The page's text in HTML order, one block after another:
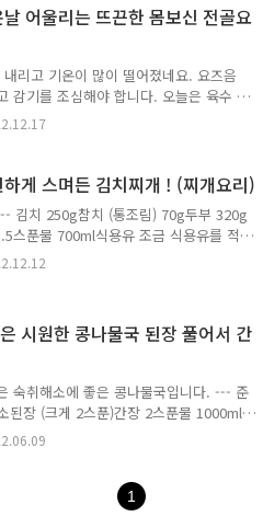
물에 잠길 정도로 물을 붓고 강한불에서
뼈를 가볍게 씻어 헹구어주세요. 씻어준
동일한 냄비를 사용할 경우 깨끗이 씻
..
어울리는 뜨끈한 몸보신 전골요
리고 기온이 많이 떨어졌네요. 요즈음
감기를 조심해야 합니다. 오늘은 육수 없
배추 삼겹살 밀푀유나베 *** --- 준비재
샤브샤브용 250g부추 10g ~ 20g진간
또는 폰즈 배추는 깨끗이 씻어서 5~6cm
기는 대패삼겹살이나 샤브샤브용으로
이 포개어 올린 후 4~5cm정도의 너비
곡히 채워주세요. ..
게 스며든 김치찌개 ! (찌개요리)
김치 250g참치 (통조림) 70g두부 320g
스푼물 700ml식용유 조금 식용유를 적당
치를 볶아주세요. 기름이 줄어 들면 통
세요. 김치가 흐물거리면 미소된장 2스푼,
후 물 500ml를 추가해서 다시 한번 끓여
고추 한개를 추가 해주세요.중간 중간
시원한 콩나물국 된장 풀어서 간
숙취해소에 좋은 콩나물국입니다. --- 준
장 (크게 2스푼)간장 2스푼물 1000ml
넣어주세요.물 1L를 부어서 끓여줍니다.
푼 풀어줍니다. 위로 떠오르는 거품과 불
간장 2스푼을 넣어줍니다. 두부는 먹기
. 조금 얼큰하게 먹고 싶다면 고춧가루 한
1